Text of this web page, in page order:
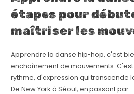
étapes pour
maîtriser les
Apprendre la danse hip-hop, c'est
enchaînement de mouvements.
rythme, d'expression qui transcende
De New York à Séoul, en passant par…